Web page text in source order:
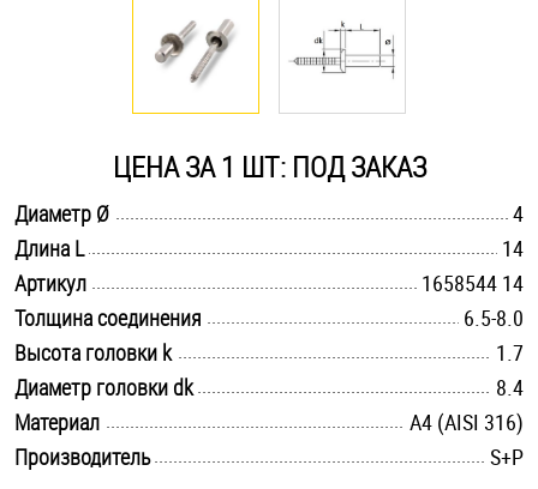
Оснастка и аксессуары для яхт
Саморезы и шурупы
Стопорные кольца
Такелаж
Хомуты
Шайбы
ЦЕНА ЗА 1 ШТ: ПОД ЗАКАЗ
Диаметр Ø
4
Длина L
14
Артикул
1658544 14
Толщина соединения
6.5-8.0
Высота головки k
1.7
Диаметр головки dk
8.4
Материал
A4 (AISI 316)
Производитель
S+P